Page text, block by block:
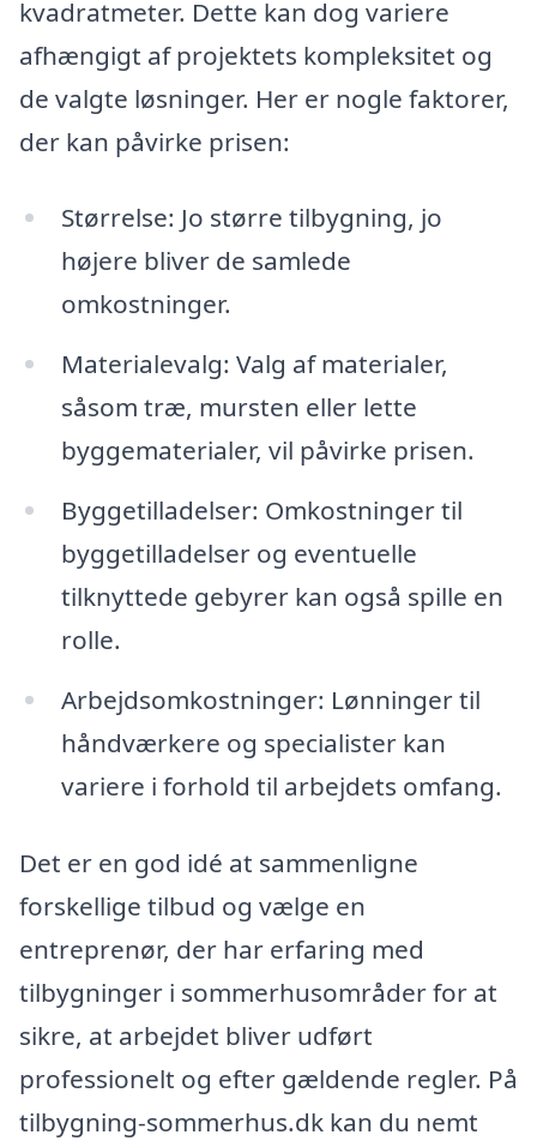
kvadratmeter. Dette kan dog variere
afhængigt af projektets kompleksitet og
de valgte løsninger. Her er nogle faktorer,
der kan påvirke prisen:
Størrelse: Jo større tilbygning, jo
højere bliver de samlede
omkostninger.
Materialevalg: Valg af materialer,
såsom træ, mursten eller lette
byggematerialer, vil påvirke prisen.
Byggetilladelser: Omkostninger til
byggetilladelser og eventuelle
tilknyttede gebyrer kan også spille en
rolle.
Arbejdsomkostninger: Lønninger til
håndværkere og specialister kan
variere i forhold til arbejdets omfang.
Det er en god idé at sammenligne
forskellige tilbud og vælge en
entreprenør, der har erfaring med
tilbygninger i sommerhusområder for at
sikre, at arbejdet bliver udført
professionelt og efter gældende regler. På
tilbygning-sommerhus.dk kan du nemt